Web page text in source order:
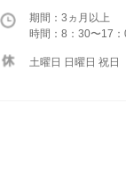
期間：3ヵ月以上
時間：8：30〜17：
土曜日 日曜日 祝日